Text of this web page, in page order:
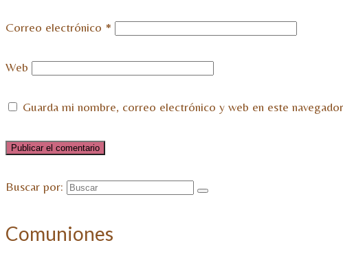
Correo electrónico *
Web
Guarda mi nombre, correo electrónico y web en este
Buscar por:
Comuniones